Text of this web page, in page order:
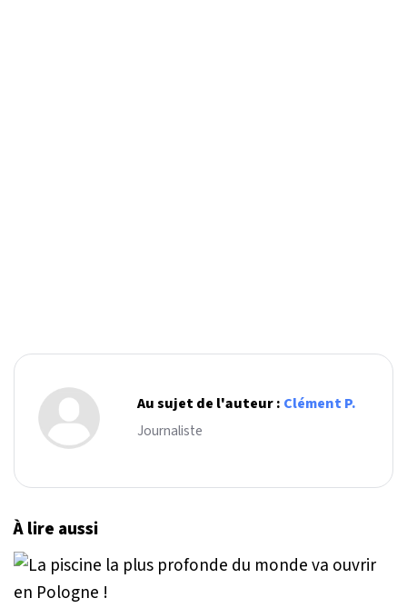
Au sujet de l'auteur : Clément P.
Journaliste
À lire aussi